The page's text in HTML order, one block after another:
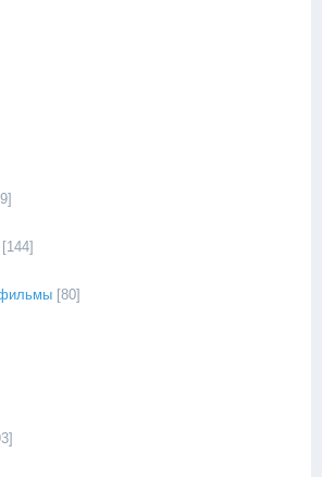
[144]
[80]